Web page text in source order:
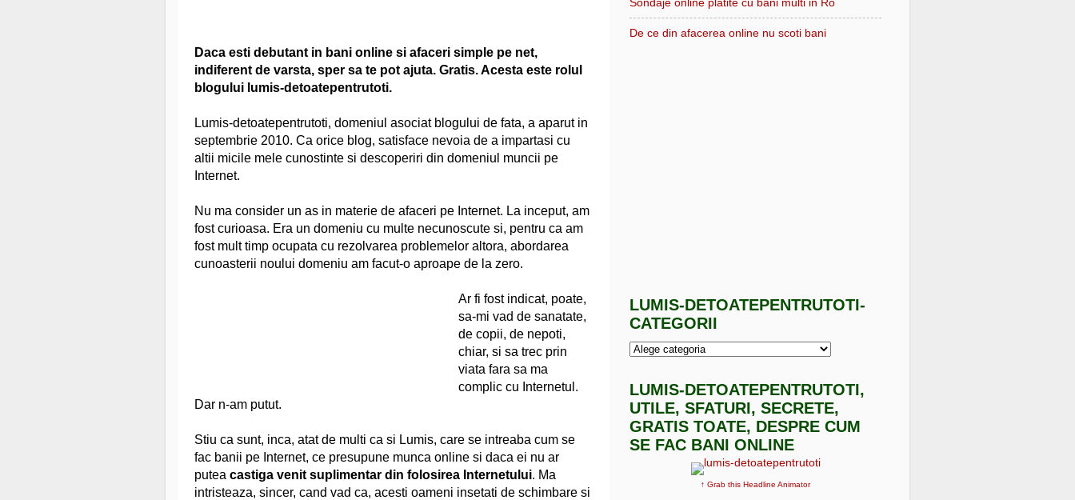
Daca esti debutant in bani online si afaceri simple pe net,
indiferent de varsta, sper sa te pot ajuta. Gratis. Acesta este rolul
blogului lumis-detoatepentrutoti.
Lumis-detoatepentrutoti, domeniul asociat blogului de fata, a aparut in
septembrie 2010. Ca orice blog, satisface nevoia de a impartasi cu
altii micile mele cunostinte si descoperiri din domeniul muncii pe
Internet.
Nu ma consider un as in materie de afaceri pe Internet. La inceput, am
fost curioasa. Era un domeniu cu multe necunoscute si, pentru ca am
fost mult timp ocupata cu rezolvarea problemelor altora, abordarea
cunoasterii noului domeniu am facut-o aproape de la zero.
Ar fi fost indicat, poate,
sa-mi vad de sanatate,
de copii, de nepoti,
chiar, si sa trec prin
viata fara sa ma
complic cu Internetul.
Dar n-am putut.
Stiu ca sunt, inca, atat de multi ca si Lumis, care se intreaba cum se
fac banii pe Internet, ce presupune munca online si daca ei nu ar
putea castiga venit suplimentar din folosirea Internetului. Ma
intristeaza, sincer, cand vad ca, acesti oameni insetati de schimbare si
De ce din afacerea online nu scoti bani
LUMIS-DETOATEPENTRUTOTI-
CATEGORII
LUMIS-DETOATEPENTRUTOTI,
UTILE, SFATURI, SECRETE,
GRATIS TOATE, DESPRE CUM
SE FAC BANI ONLINE
↑ Grab this Headline Animator